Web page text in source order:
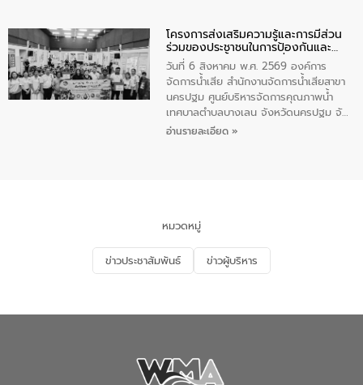
ประชาชน ตัวแทนจากโรงแรมต่างๆ ในเขต
เทศบาลตำบลราไวย์ ศูนย์บริหารจัดการ
คุณภาพน้ำเทศบาลตำบลราไวย์ นำโดยนาย
น้อย แก้วเศษ ผู้จัดการสำนักงานจัดการน้ำ
เสียสาขาภูเก็ต พร้อมด้วยเจ้าหน้าที่ จำนวน
5 คน ร่วมทำกิจกรรม ทำความสะอาด
ชายหาดและแหล่งท่องเที่ยว ณ บริเวณ
โครงการส่งเสริมความรู้และการมีส่วน
ร่วมของประชาชนในการป้องกันและ
แก้ไขปัญหาน้ำเสียอย่างยั่งยืน
วันที่ 6 สิงหาคม พ.ศ. 2569 องค์การ
จัดการน้ำเสีย สำนักงานจัดการน้ำเสียสาขา
นครปฐม ศูนย์บริหารจัดการคุณภาพน้ำ
เทศบาลตำบลบางเลน จังหวัดนครปฐม จัด
กิจกรรมภายใต้โครงการส่งเสริมความรู้และ
จัดการน้ำเสียและสร้างจิตสำนึกในการ
อนุรักษ์สิ่งแวดล้อม ในหัวข้อ “น้ำเสียชุมชน
และการบำบัดน้ำเสียเบื้องต้น” โดยให้ความรู้
เกี่ยวกับสาเหตุและผลกระทบของน้ำเสีย
ณ เทศบาลตำบลบางเลน จังหวัดนครปฐม
อ่านรายละเอียด »
หมวดหมู่
ข่าวประชาสัมพันธ์ ข่าวผู้บริหาร